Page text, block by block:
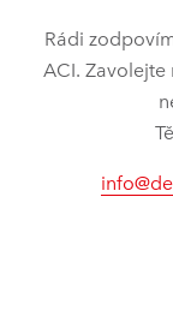
Rádi
ACI. Zavolejte